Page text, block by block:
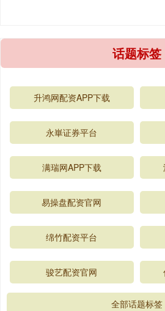
话题标签
升鸿网配资APP下载
永崋证券平台
满瑞网APP下载
易操盘配资官网
绵竹配资平台
骏艺配资官网
全部话题标签